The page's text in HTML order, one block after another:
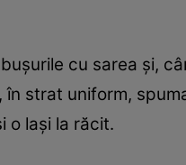
cu sarea şi,
strat uniform,
o laşi la răcit.